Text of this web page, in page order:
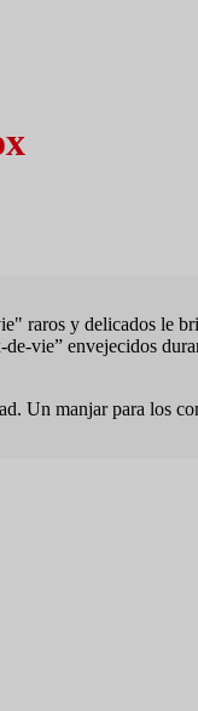
y delicados le
vie” envejecidos
Un manjar para los